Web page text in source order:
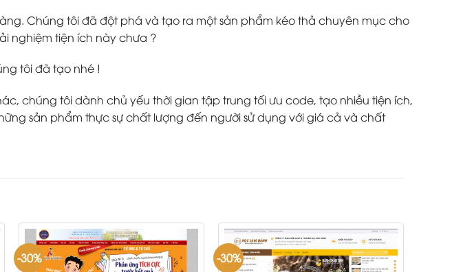
Chúng tôi đã đột phá và tạo ra một sản phẩm kéo thả chuyên mục cho
nghiệm tiện ích này chưa ?
tôi đã tạo nhé !
chúng tôi dành chủ yếu thời gian tập trung tối ưu code, tạo nhiều tiện ích,
sản phẩm thực sự chất lượng đến người sử dụng với giá cả và chất
-30% -30%